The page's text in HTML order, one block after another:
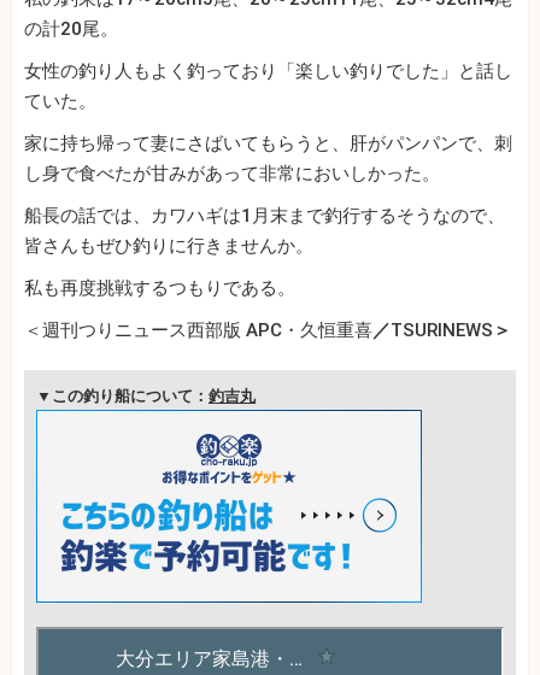
の計20尾。
女性の釣り人もよく釣っており「楽しい釣りでした」と話し
ていた。
家に持ち帰って妻にさばいてもらうと、肝がパンパンで、刺
し身で食べたが甘みがあって非常においしかった。
船長の話では、カワハギは1月末まで釣行するそうなので、
皆さんもぜひ釣りに行きませんか。
私も再度挑戦するつもりである。
＜週刊つりニュース西部版 APC・久恒重喜／TSURINEWS ＞
▼この釣り船について： 釣吉丸